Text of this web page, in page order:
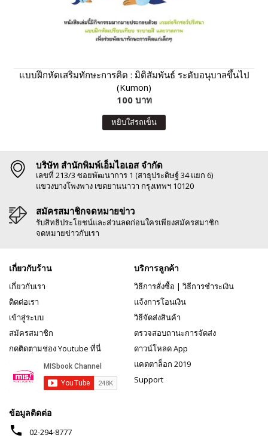
แบบฝึกหัดเสริมทักษะการคิด : มิติสัมพันธ์ ระดับอนุบาลขึ้นไป
(Kumon)
100 บาท
หยิบใส่รถเข็น
บริษัท สำนักพิมพ์เอ็มไอเอส จำกัด
เลขที่ 213/3 ซอยพัฒนาการ 1 (สาธุประดิษฐ์ 34 แยก 6)
แขวงบางโพงพาง เขตยานนาวา กรุงเทพฯ 10120
สมัครสมาชิกจดหมายข่าว
รับสิทธิประโยชน์และส่วนลดก่อนใครเพียงสมัครสมาชิก
จดหมายข่าวกับเรา
เกี่ยวกับร้าน
เกี่ยวกับเรา
ติดต่อเรา
เข้าสู่ระบบ
สมัครสมาชิก
กดติดตามช่อง Youtube ที่นี่
บริการลูกค้า
วิธีการสั่งซื้อ | วิธีการชำระเงิน
แจ้งการโอนเงิน
วิธีจัดส่งสินค้า
ตรวจสอบถานะการจัดส่ง
ดาวน์โหลด App
แคตตาล็อก 2019
Support
ข้อมูลติดต่อ
phone 02-294-8777